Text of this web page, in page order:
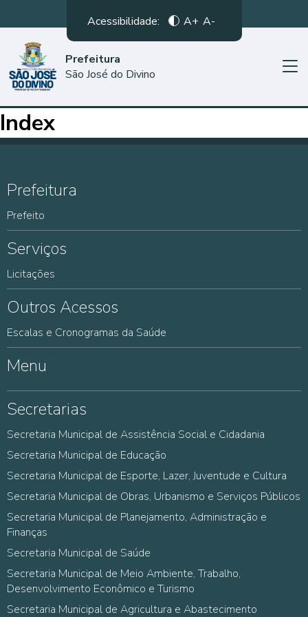
Acessibilidade: A+ A-
Prefeitura
São José do Divino
Index
Prefeitura
Prefeito
Serviços
Licitações
Outros Acessos
Escalas e Cronogramas da Saúde
Menu
Secretarias
Secretaria Municipal de Assistência Social e Cidadania
Secretaria Municipal de Educação
Secretaria Municipal de Esporte, Lazer, Juventude e Cultura
Secretaria Municipal de Obras, Urbanismo e Serviços Públicos
Secretaria Municipal de Planejamento, Administração e
Finanças
Secretaria Municipal de Saúde
Secretaria Municipal de Meio Ambiente, Trabalho,
Desenvolvimento Econômico e Turismo
Secretaria Municipal de Agricultura e Abastecimento